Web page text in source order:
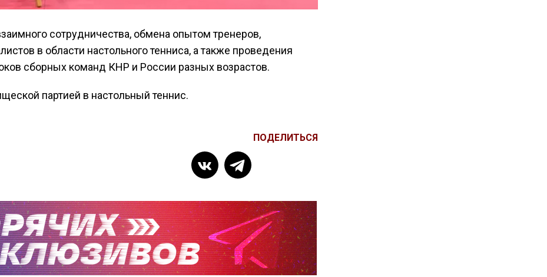
сотрудничества, обмена опытом тренеров,
в области настольного тенниса, а также проведения
сборных команд КНР и России разных возрастов.
партией в настольный теннис.
ПОДЕЛИТЬСЯ